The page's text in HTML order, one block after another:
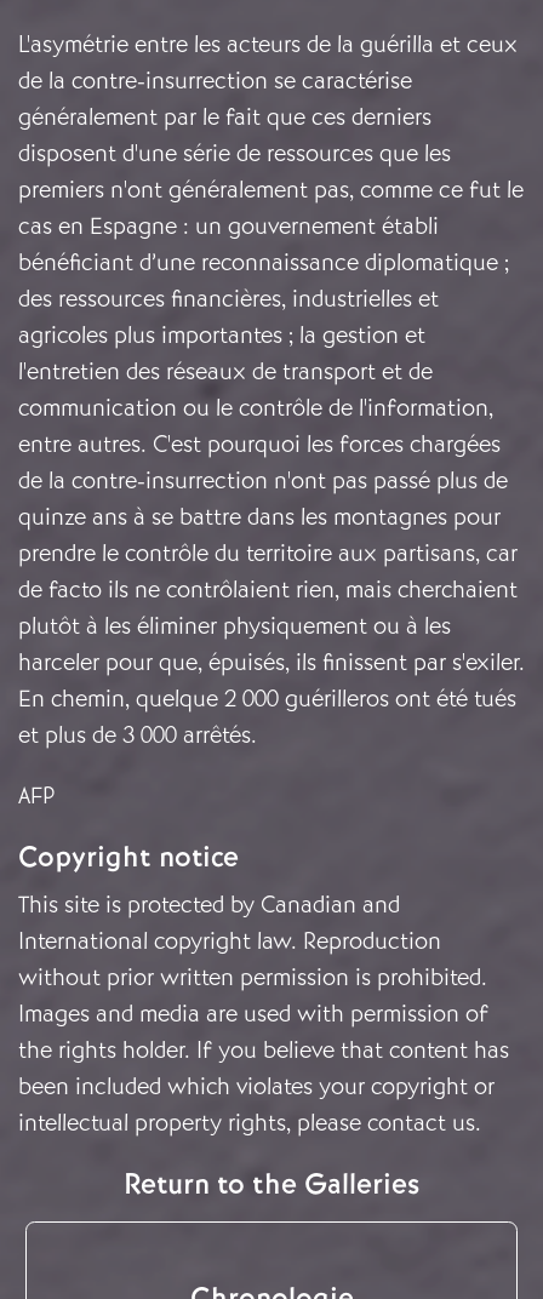
L'asymétrie entre les acteurs de la guérilla et ceux
de la contre-insurrection se caractérise
généralement par le fait que ces derniers
disposent d'une série de ressources que les
premiers n'ont généralement pas, comme ce fut le
cas en Espagne : un gouvernement établi
bénéficiant d’une reconnaissance diplomatique ;
des ressources financières, industrielles et
agricoles plus importantes ; la gestion et
l'entretien des réseaux de transport et de
communication ou le contrôle de l'information,
entre autres. C'est pourquoi les forces chargées
de la contre-insurrection n'ont pas passé plus de
quinze ans à se battre dans les montagnes pour
prendre le contrôle du territoire aux partisans, car
de facto ils ne contrôlaient rien, mais cherchaient
plutôt à les éliminer physiquement ou à les
harceler pour que, épuisés, ils finissent par s'exiler.
En chemin, quelque 2 000 guérilleros ont été tués
et plus de 3 000 arrêtés.
AFP
Copyright notice
This site is protected by Canadian and
International copyright law. Reproduction
without prior written permission is prohibited.
Images and media are used with permission of
the rights holder. If you believe that content has
been included which violates your copyright or
intellectual property rights, please contact us.
Return to the Galleries